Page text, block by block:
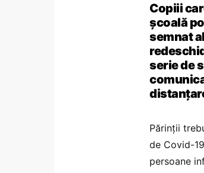
Copiii
școală
semnat
serie de
Părinții
de Covid-
persoane